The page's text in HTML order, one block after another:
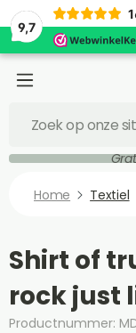
9,7
Home Textiel
Shirt of
rock just
Productnummer: